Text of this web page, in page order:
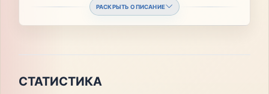
РАСКРЫТЬ ОПИСАНИЕ
СТАТИСТИКА